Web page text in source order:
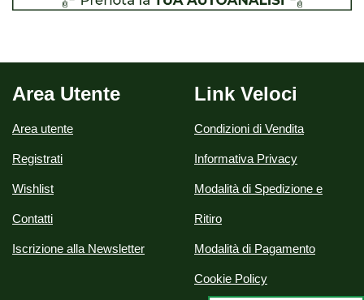
Area Utente
Area utente
Registrati
Wishlist
Contatti
Iscrizione alla Newsletter
Link Veloci
Condizioni di Vendita
Informativa Privacy
Modalità di Spedizione e
Ritiro
Modalità di Pagamento
Cookie Policy